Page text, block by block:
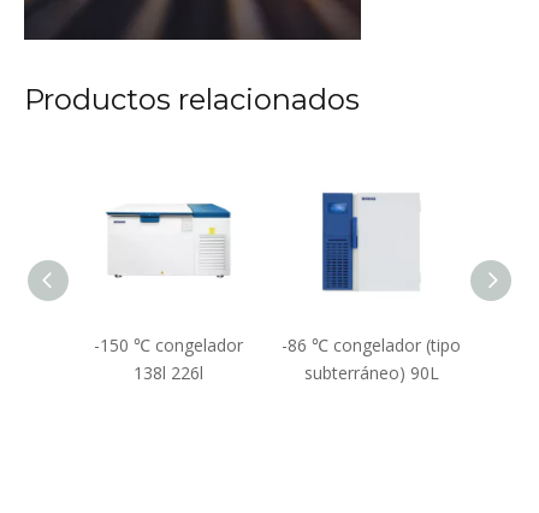
Productos relacionados
-150 ℃ congelador
138l 226l
-86 ℃ congelador (tipo
subterráneo) 90L